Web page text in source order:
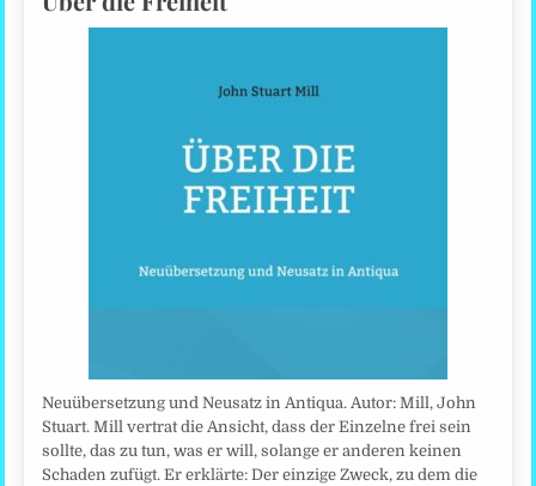
Neuübersetzung und Neusatz in Antiqua. Autor: Mill, John
Stuart. Mill vertrat die Ansicht, dass der Einzelne frei sein
sollte, das zu tun, was er will, solange er anderen keinen
Schaden zufügt. Er erklärte: Der einzige Zweck, zu dem die